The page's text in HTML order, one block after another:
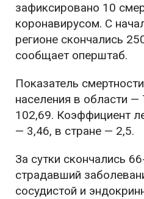
зафиксировано 10
коронавирусом. С
регионе скончались
сообщает оперштаб.
Показатель
населения в области —
102,69. Коэффициент
— 3,46, в стране — 2,5.
За сутки скончались
страдавший
сосудистой и